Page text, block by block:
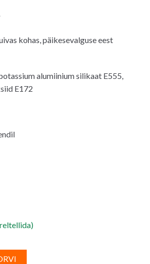
kohas, päikesevalguse eest
alumiinium silikaat E555,
E172